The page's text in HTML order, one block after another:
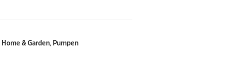
Home & Garden, Pumpen